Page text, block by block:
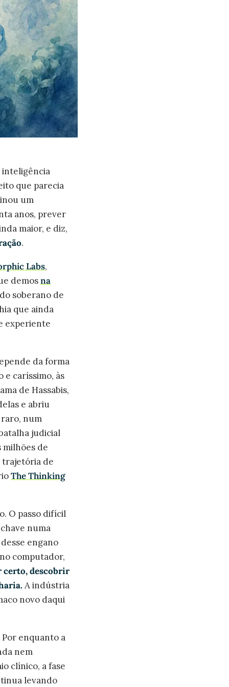
inteligência
que parecia
um
anos, prever
maior, e diz,
.
Labs,
demosna
soberano de
que ainda
experiente
da forma
e caríssimo, às
de Hassabis,
e abriu
raro, num
judicial
de
trajetória de
The Thinking
O passo difícil
numa
engano
computador,
certo, descobrir
A indústria
novo daqui
enquanto a
nem
clínico, a fase
levando